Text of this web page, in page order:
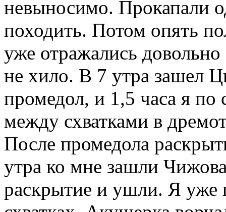
невыносимо. Прокапали
походить. Потом опять
уже отражались
не хило. В 7 утра зашел
промедол, и 1,5 часа я по
между схватками в
После промедола
утра ко мне зашли
раскрытие и ушли. Я уже